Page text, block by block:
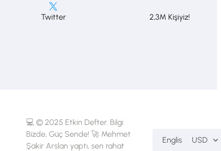
Twitter 2,3M Kişiyiz!
💻 © 2025 Etkin Defter. Bilgi
Bizde, Güç Sende! 🚀 Mehmet
Şakir Arslan yaptı, sen rahat
English USD